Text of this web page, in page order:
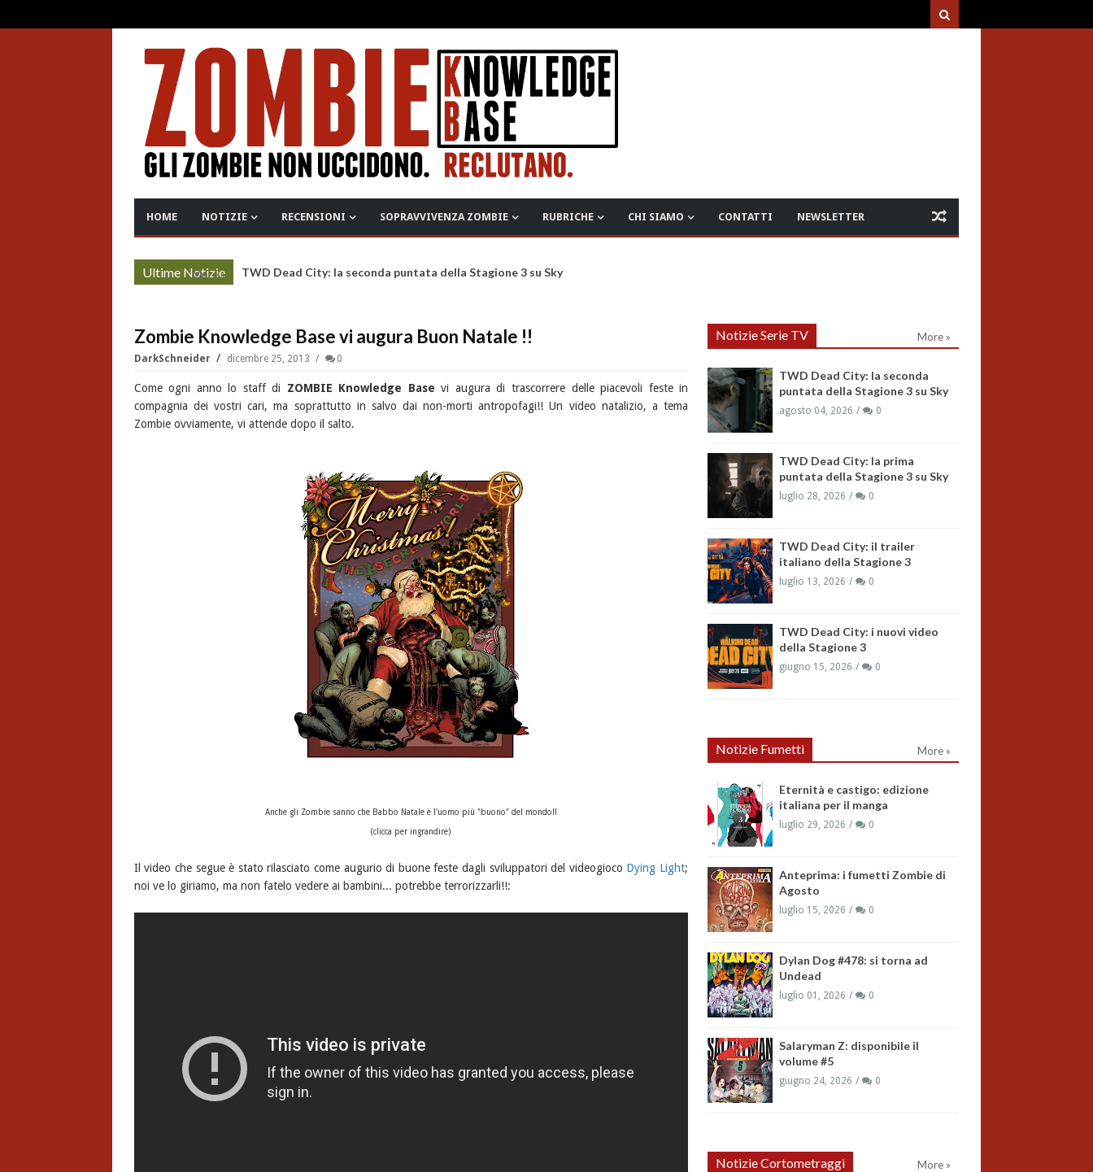
HOME NOTIZIE RECENSIONI SOPRAVVIVENZA ZOMBIE RUBRICHE CHI SIAMO CONTATTI NEWSLETTER
Ultime Notizie
More » TWD Dead City: la seconda puntata della Stagione 3 su Sky
Zombie Knowledge Base vi augura Buon Natale !!
DarkSchneider dicembre 25, 2013 0
Come ogni anno lo staff di ZOMBIE Knowledge Base vi augura di trascorrere delle piacevoli feste in
compagnia dei vostri cari, ma soprattutto in salvo dai non-morti antropofagi!! Un video natalizio, a tema
Zombie ovviamente, vi attende dopo il salto.
Anche gli Zombie sanno che Babbo Natale è l'uomo più "buono" del mondo!!
(clicca per ingrandire)
Il video che segue è stato rilasciato come augurio di buone feste dagli sviluppatori del videogioco Dying Light;
noi ve lo giriamo, ma non fatelo vedere ai bambini... potrebbe terrorizzarli!!:
Notizie Serie TV More »
TWD Dead City: la seconda
puntata della Stagione 3 su Sky
agosto 04, 2026 0
TWD Dead City: la prima
puntata della Stagione 3 su Sky
luglio 28, 2026 0
TWD Dead City: il trailer
italiano della Stagione 3
luglio 13, 2026 0
TWD Dead City: i nuovi video
della Stagione 3
giugno 15, 2026 0
Notizie Fumetti More »
Eternità e castigo: edizione
italiana per il manga
luglio 29, 2026 0
Anteprima: i fumetti Zombie di
Agosto
luglio 15, 2026 0
Dylan Dog #478: si torna ad
Undead
luglio 01, 2026 0
Salaryman Z: disponibile il
volume #5
giugno 24, 2026 0
Notizie Cortometraggi More »